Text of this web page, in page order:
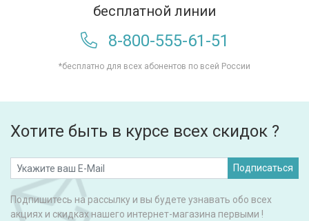
бесплатной линии
8-800-555-61-51
*бесплатно для всех абонентов по всей России
Хотите быть в курсе всех скидок ?
Подписаться
Подпишитесь на рассылку и вы будете узнавать обо всех
акциях и скидках нашего интернет-магазина первыми !